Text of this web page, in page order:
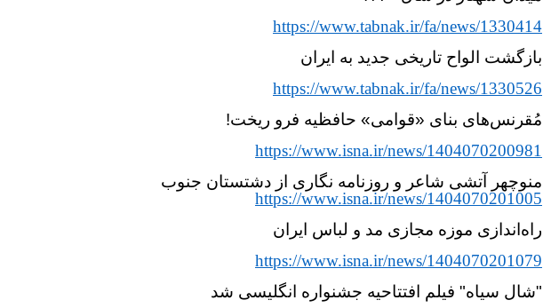
https://www.tabnak.ir/fa/news/1330414
بازگشت الواح تاریخی جدید به ایران
https://www.tabnak.ir/fa/news/1330526
مُقرنس‌های بنای «قوامی» حافظیه فرو ریخت!
https://www.isna.ir/news/1404070200981
منوچهر آتشی شاعر و روزنامه نگاری از دشتستان جنوب
https://www.isna.ir/news/1404070201005
راه‌اندازی موزه مجازی مد و لباس ایران
https://www.isna.ir/news/1404070201079
"شال سیاه" فیلم افتتاحیه جشنواره انگلیسی شد